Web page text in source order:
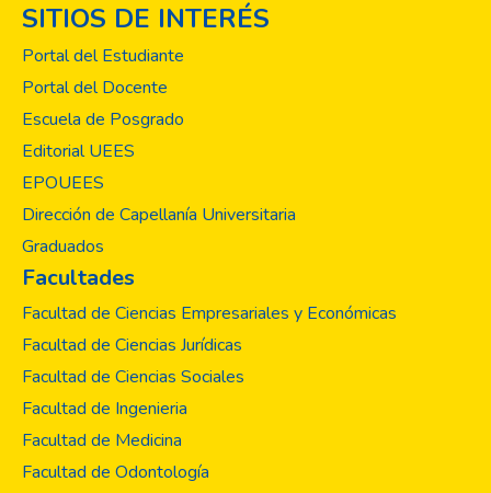
SITIOS DE INTERÉS
Portal del Estudiante
Portal del Docente
Escuela de Posgrado
Editorial UEES
EPOUEES
Dirección de Capellanía Universitaria
Graduados
Facultades
Facultad de Ciencias Empresariales y Económicas
Facultad de Ciencias Jurídicas
Facultad de Ciencias Sociales
Facultad de Ingenieria
Facultad de Medicina
Facultad de Odontología